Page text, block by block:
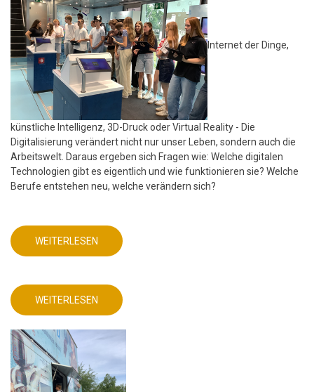
Internet der Dinge,
künstliche Intelligenz, 3D-Druck oder Virtual Reality - Die
Digitalisierung verändert nicht nur unser Leben, sondern auch die
Arbeitswelt. Daraus ergeben sich Fragen wie: Welche digitalen
Technologien gibt es eigentlich und wie funktionieren sie? Welche
Berufe entstehen neu, welche verändern sich?
WEITERLESEN
ÜBER
MINT
FRIEDRICH-
ABEL-
GYMNASIUM
WEITERLESEN
ÜBER
MINT
SCHULE
ABEL-